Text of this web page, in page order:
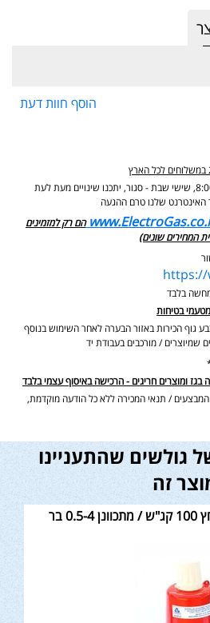
הוסף חוות דעת
יתכנו שינויים מעת לעת
שלנו טרם ההגעה
הם רק למזמינים
המחירים שונים)
https://
בלבד
בטיחות
גוף הכירות באזור הבערה לאחר השימוש בנוסף
בגז ומוצרים חריגים - הרכישה באיסוף עצמי בלבד
/ תנאי המכירה ללא כל הודעה מוקדמת,
גולשים שהתעניינו
זה
בר